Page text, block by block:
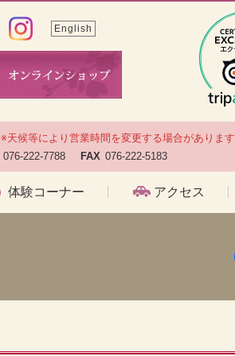
English
※天候等により営業時間を変更する場合があります
076-222-7788 FAX 076-222-5183
体験コーナー アクセス